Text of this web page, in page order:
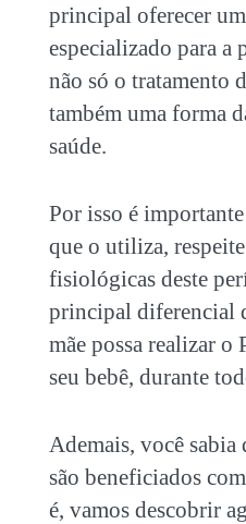
principal oferecer
especializado para a
não só o tratamento
também uma forma
saúde.
Por isso é
que o utiliza,
fisiológicas deste
principal diferencial
mãe possa realizar
seu bebê, durante
Ademais, você sabia
são beneficiados
é, vamos descobrir